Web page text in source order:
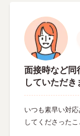
面接時など同
していただき
いつも素早い対
してくださった